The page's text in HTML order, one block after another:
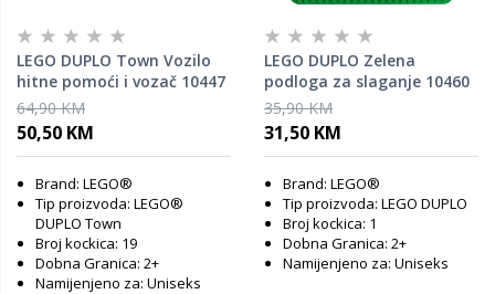
LEGO DUPLO Town Vozilo
hitne pomoći i vozač 10447
64,90 KM
50,50 KM
Brand: LEGO®
Tip proizvoda: LEGO®
DUPLO Town
Broj kockica: 19
Dobna Granica: 2+
Namijenjeno za: Uniseks
LEGO DUPLO Zelena
podloga za slaganje 10460
35,90 KM
31,50 KM
Brand: LEGO®
Tip proizvoda: LEGO DUPLO
Broj kockica: 1
Dobna Granica: 2+
Namijenjeno za: Uniseks